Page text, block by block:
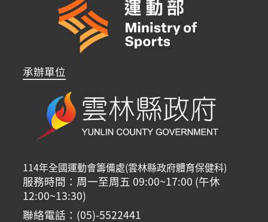
承辦單位
114年全國運動會籌備處(雲林縣政府體育保健科)
服務時間：周一至周五 09:00~17:00 (午休
12:00~13:30)
聯絡電話：(05)-5522441